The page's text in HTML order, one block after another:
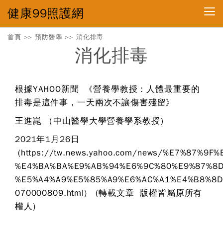
健康99照護網
首頁 >>預防醫學 >> 消化排毒
消化排毒
根據YAHOO新聞 《營養學教授：人體最重要的
排毒是這件事，一天兩次不讓傷害殘留》
王進崑 （中山醫學大學營養學系教授）
2021年1月26日
(https://tw.news.yahoo.com/news/
070000809.html) (轉載文章 版權皆屬原所有
權人)